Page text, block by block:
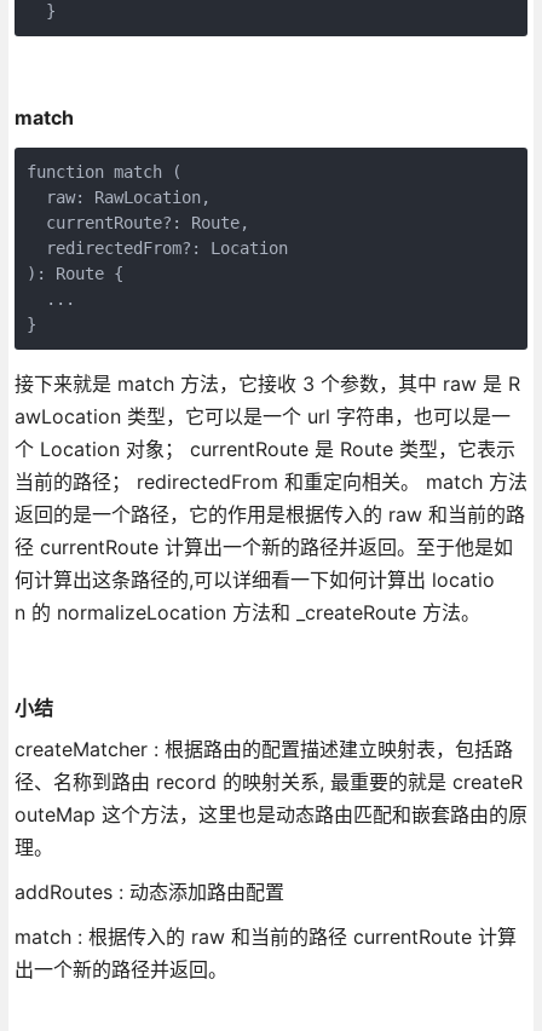
  }
match
function match (
  raw: RawLocation,
  currentRoute?: Route,
  redirectedFrom?: Location
): Route {
  ...
}
接下来就是 match 方法，它接收 3 个参数，其中 raw 是 R
awLocation 类型，它可以是一个 url 字符串，也可以是一
个 Location 对象； currentRoute 是 Route 类型，它表示
当前的路径； redirectedFrom 和重定向相关。 match 方法
返回的是一个路径，它的作用是根据传入的 raw 和当前的路
径 currentRoute 计算出一个新的路径并返回。至于他是如
何计算出这条路径的,可以详细看一下如何计算出 locatio
n 的 normalizeLocation 方法和 _createRoute 方法。
小结
createMatcher : 根据路由的配置描述建立映射表，包括路
径、名称到路由 record 的映射关系, 最重要的就是 createR
outeMap 这个方法，这里也是动态路由匹配和嵌套路由的原
理。
addRoutes : 动态添加路由配置
match : 根据传入的 raw 和当前的路径 currentRoute 计算
出一个新的路径并返回。